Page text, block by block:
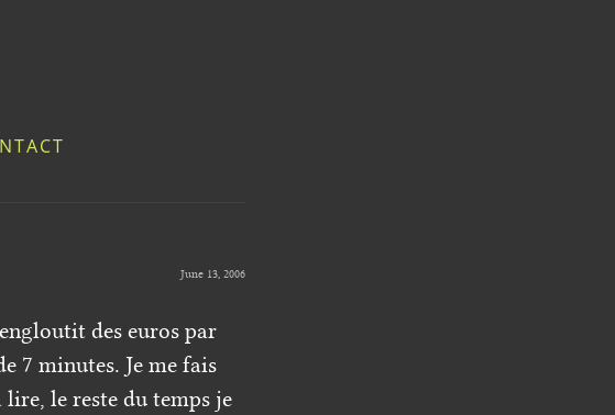
June 13, 2006
des euros par
7 minutes. Je me fais
le reste du temps je